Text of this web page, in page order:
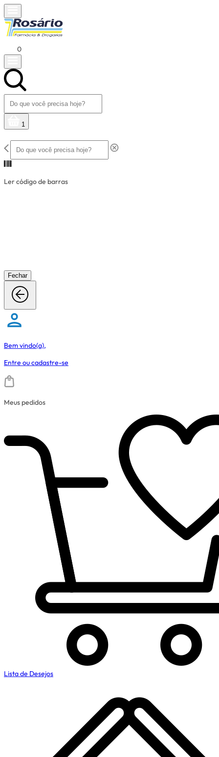
0
1
Ler código de barras
Fechar
Bem vindo(a),
Entre oucadastre-se
Meus pedidos
Lista de Desejos